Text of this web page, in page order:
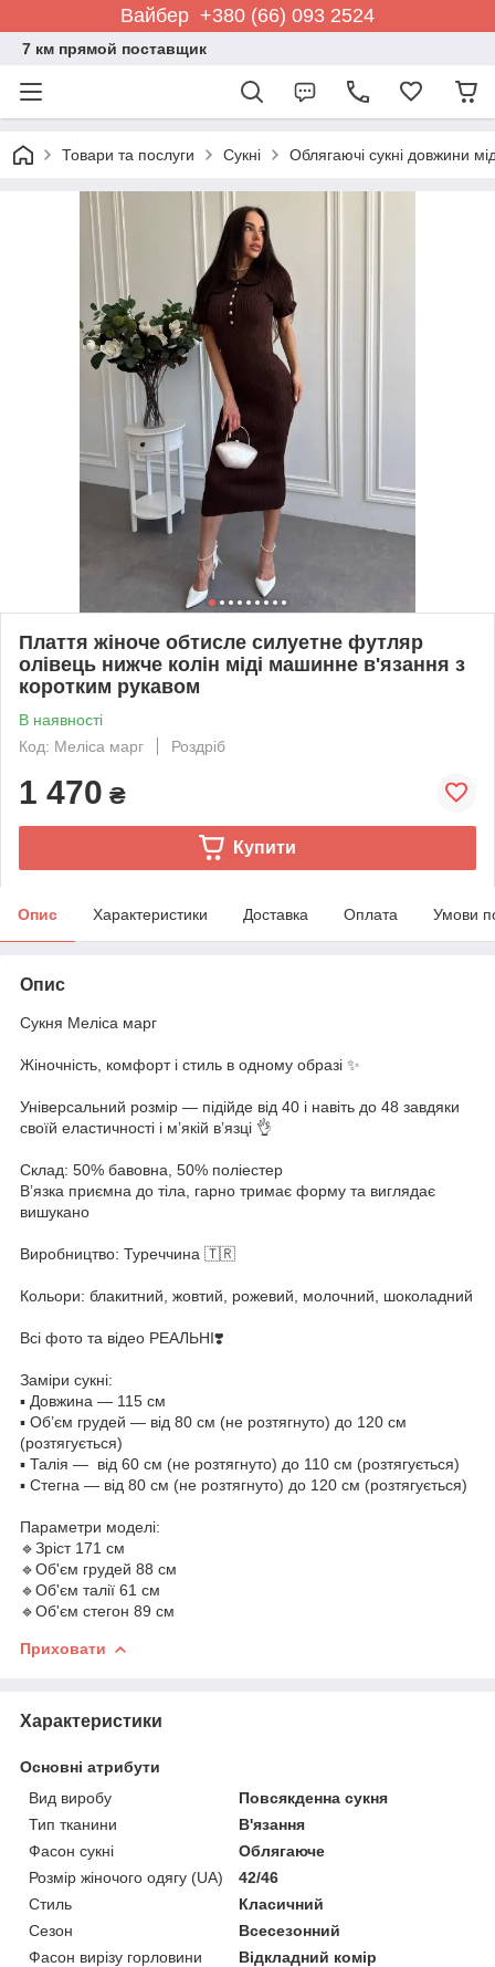
Вайбер +380 (66) 093 2524
7 км прямой поставщик
Товари та послуги Сукні Облягаючі сукні довжини
Плаття жіноче обтисле силуетне футляр
олівець нижче колін міді машинне в'язання з
коротким рукавом
В наявності
Код: Меліса марг
Роздріб
1 470 ₴
Купити
Опис Характеристики Доставка Оплата Умови
Опис
Сукня Меліса марг
Жіночність, комфорт і стиль в одному образі ✨
Універсальний розмір — підійде від 40 і навіть до 48 завдяки
своїй еластичності і м’якій в’язці 👌
Склад: 50% бавовна, 50% поліестер
Вʼязка приємна до тіла, гарно тримає форму та виглядає
вишукано
Виробництво: Туреччина 🇹🇷
Кольори: блакитний, жовтий, рожевий, молочний, шоколадний
Всі фото та відео РЕАЛЬНІ❣️
Заміри сукні:
▪️ Довжина — 115 см
▪️ Об’єм грудей — від 80 см (не розтягнуто) до 120 см
(розтягується)
▪️ Талія — від 60 см (не розтягнуто) до 110 см (розтягується)
▪️ Стегна — від 80 см (не розтягнуто) до 120 см (розтягується)
Параметри моделі:
🔹️Зріст 171 см
🔹️Об'єм грудей 88 см
🔹️Об'єм талії 61 см
🔹️Об'єм стегон 89 см
Приховати
Характеристики
Основні атрибути
Вид виробу
Повсякденна сукня
Тип тканини
В'язання
Фасон сукні
Облягаюче
Розмір жіночого одягу (UA)
42/46
Стиль
Класичний
Сезон
Всесезонний
Фасон вирізу горловини
Відкладний комір